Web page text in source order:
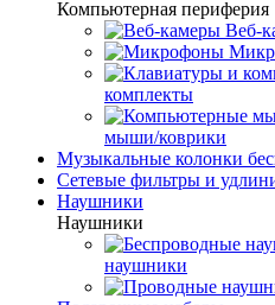
Компьютерная периферия
Веб-
комплекты
мыши/коврики
Музыкальные колонки
Сетевые фильтры и
Наушники
Наушники
наушники